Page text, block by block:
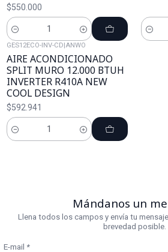
$550.000
Cantidad
GES12ECO-INV-CD ANWO
AIRE ACONDICIONADO
SPLIT MURO 12.000 BTUH
INVERTER R410A NEW
COOL DESIGN
$592.941
Cantidad
Mándanos un
Llena todos los campos y envía tu
brevedad posible.
E-mail *